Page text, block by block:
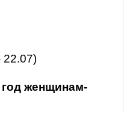
22.07)
женщинам-